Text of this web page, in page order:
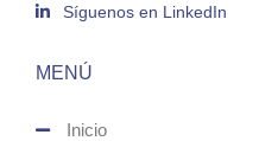
Síguenos en LinkedIn
MENÚ
Inicio